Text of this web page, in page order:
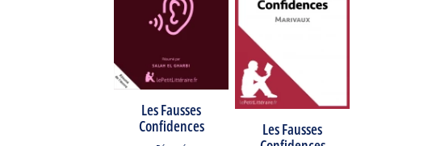
Les Fausses
Confidences
Les Fausses